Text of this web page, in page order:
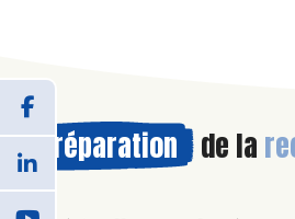
Préparation de la